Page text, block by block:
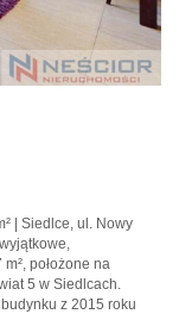
| Siedlce, ul. Nowy
położone na
5 w Siedlcach.
z 2015 roku